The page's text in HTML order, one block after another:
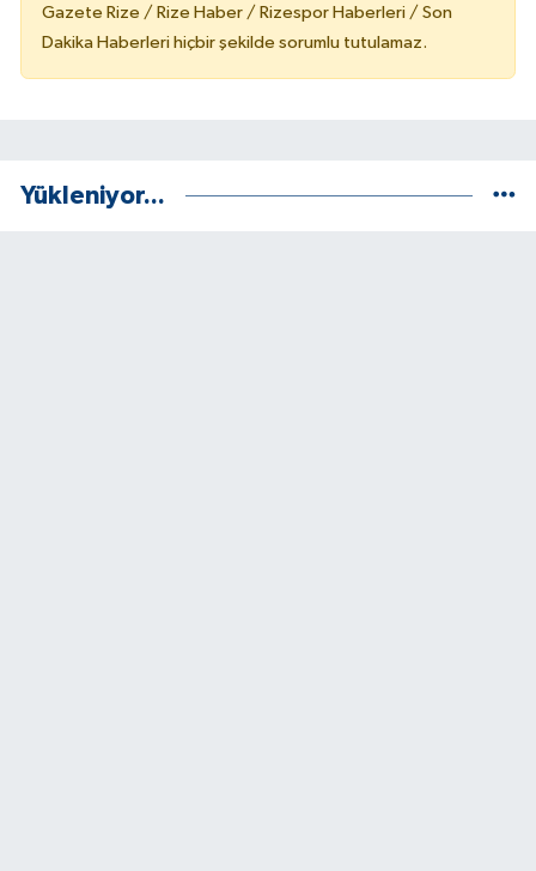
Gazete Rize / Rize Haber / Rizespor Haberleri / Son
Dakika Haberleri hiçbir şekilde sorumlu tutulamaz.
Yükleniyor...